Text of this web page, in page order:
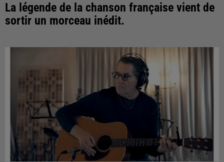
La légende de la chanson française vient de
sortir un morceau inédit.